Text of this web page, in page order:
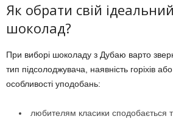
Як обрати свій
шоколад?
При виборі шоколаду з Дубаю варто
тип підсолоджувача, наявність горіхів
особливості уподобань:
любителям класики сподобається